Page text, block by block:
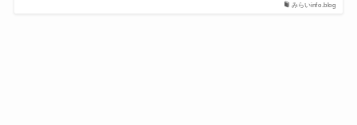
みらいinfo.blog